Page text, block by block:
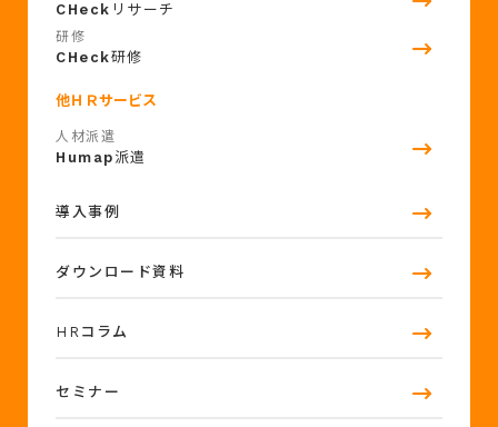
CHeck リサーチ
研修
CHeck研修
他ＨＲサービス
人材派遣
Humap 派遣
導入事例
ダウンロード資料
HRコラム
セミナー